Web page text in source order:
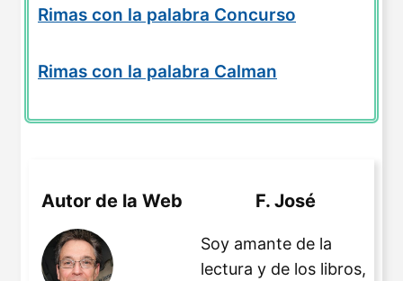
Rimas con la palabra Concurso
Rimas con la palabra Calman
Autor de la Web F. José
Soy amante de la
lectura y de los libros,